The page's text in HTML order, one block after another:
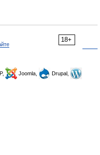
18+
Joomla,
Drupal,